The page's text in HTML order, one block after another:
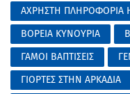
ΑΧΡΗΣΤΗ ΠΛΗΡΟΦΟΡΙΑ
ΒΟΡΕΙΑ ΚΥΝΟΥΡΙΑ
ΓΑΜΟΙ ΒΑΠΤΙΣΕΙΣ
ΓΙΟΡΤΕΣ ΣΤΗΝ ΑΡΚΑΔΙΑ